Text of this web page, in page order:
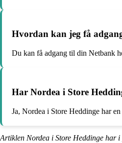
Hvordan kan jeg få
Du kan få adgang til din Netbank
Har Nordea i Store
Ja, Nordea i Store Heddinge har
Artiklen Nordea i Store Heddinge har i